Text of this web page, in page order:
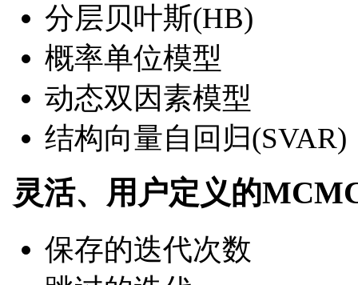
分层贝叶斯(HB)
概率单位模型
动态双因素模型
结构向量自回归(SVAR)
灵活、用户定义的
保存的迭代次数